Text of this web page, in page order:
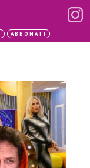
ABBONATI